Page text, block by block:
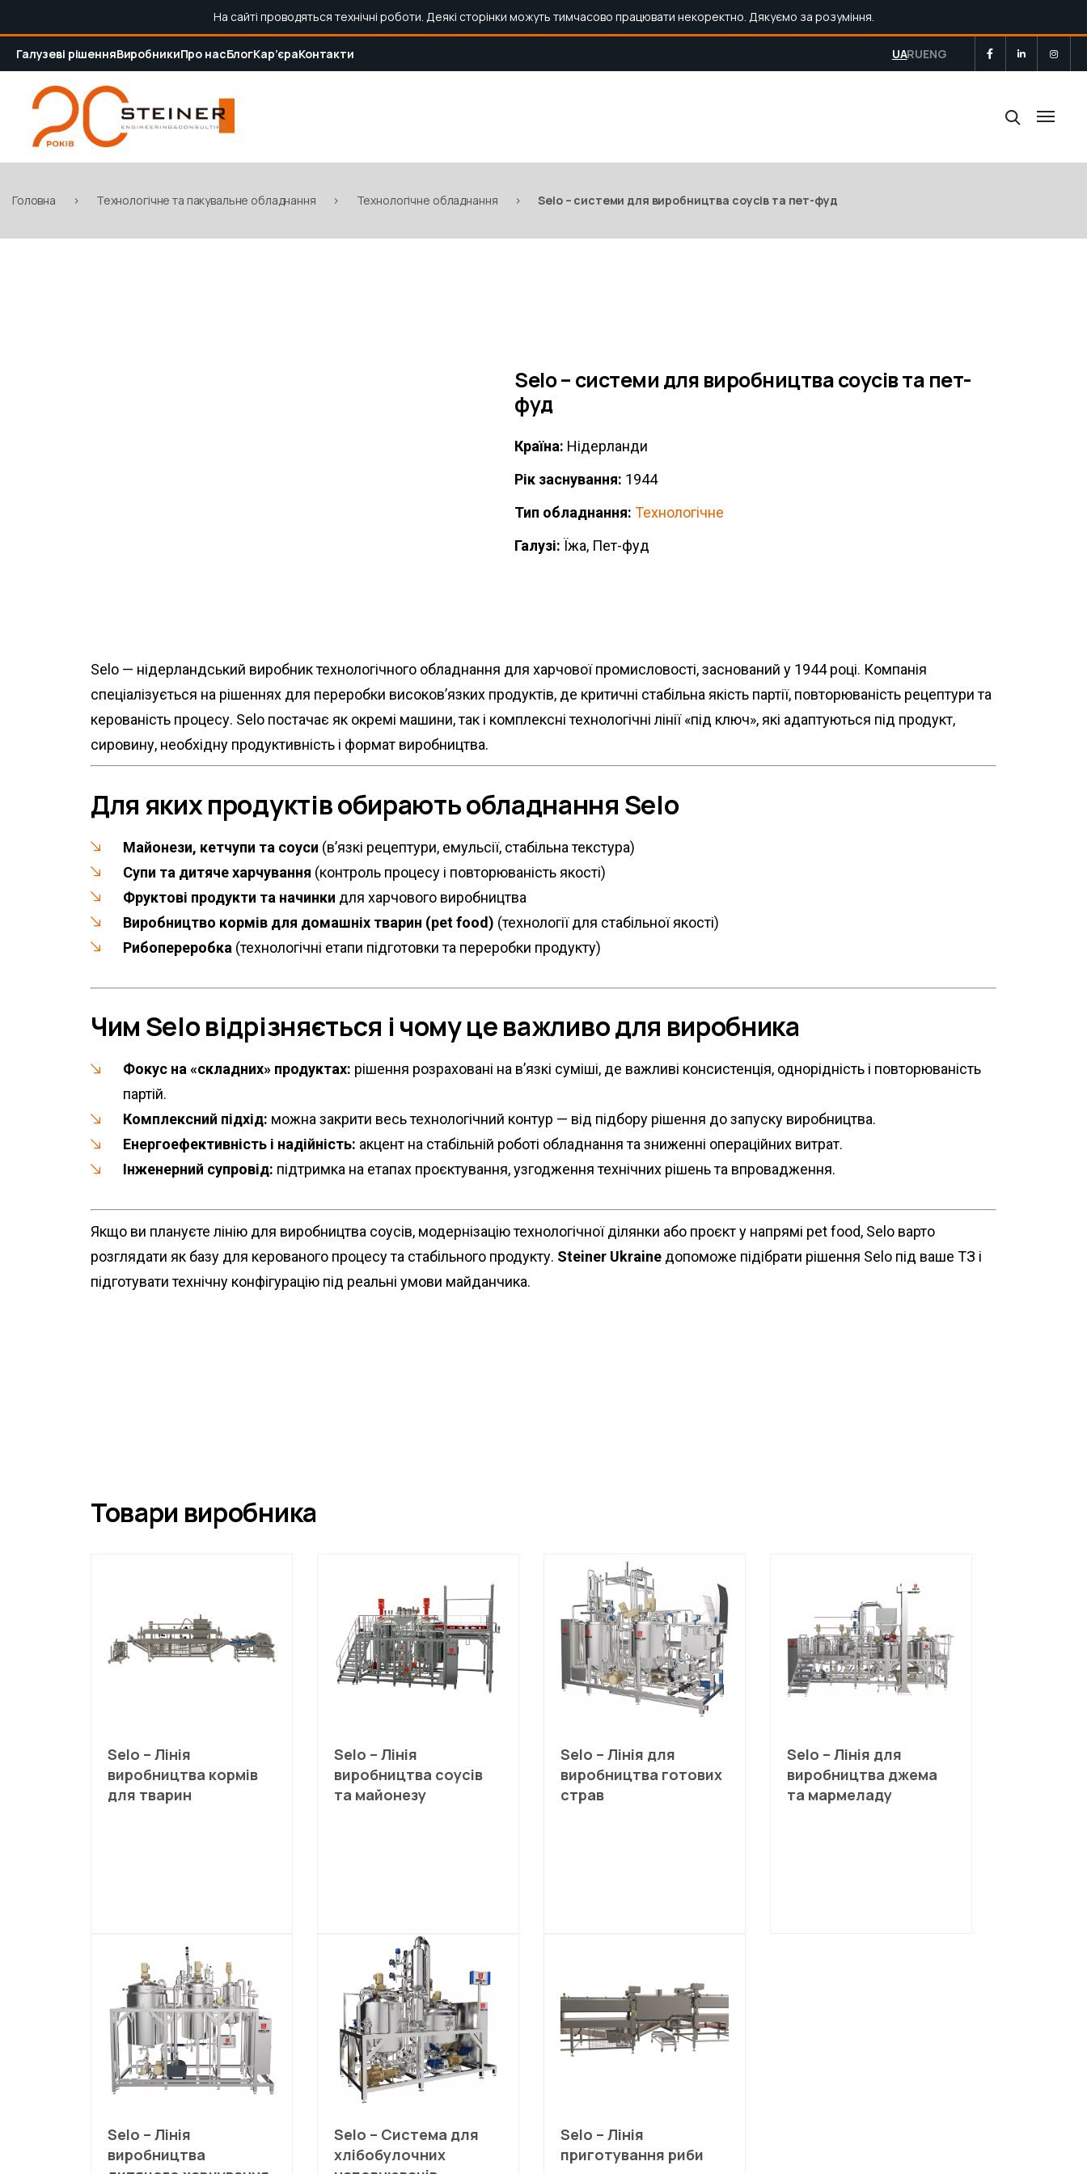
На сайті проводяться технічні роботи. Деякі сторінки можуть тимчасово працювати некоректно. Дякуємо за розуміння.
Галузеві рішенняВиробникиПро насБлогКар’єраКонтакти UARUENG
Головна > Технологічне та пакувальне обладнання > Технологічне обладнання > Selo – системи для виробництва соусів та пет-фуд
Selo – системи для виробництва соусів та пет-
фуд
Країна: Нідерланди
Рік заснування: 1944
Тип обладнання: Технологічне
Галузі: Їжа, Пет-фуд
Selo — нідерландський виробник технологічного обладнання для харчової промисловості, заснований у 1944 році. Компанія
спеціалізується на рішеннях для переробки високов’язких продуктів, де критичні стабільна якість партії, повторюваність рецептури та
керованість процесу. Selo постачає як окремі машини, так і комплексні технологічні лінії «під ключ», які адаптуються під продукт,
сировину, необхідну продуктивність і формат виробництва.
Для яких продуктів обирають обладнання Selo
Майонези, кетчупи та соуси (в’язкі рецептури, емульсії, стабільна текстура)
Супи та дитяче харчування (контроль процесу і повторюваність якості)
Фруктові продукти та начинки для харчового виробництва
Виробництво кормів для домашніх тварин (pet food) (технології для стабільної якості)
Рибопереробка (технологічні етапи підготовки та переробки продукту)
Чим Selo відрізняється і чому це важливо для виробника
Фокус на «складних» продуктах: рішення розраховані на в’язкі суміші, де важливі консистенція, однорідність і повторюваність
партій.
Комплексний підхід: можна закрити весь технологічний контур — від підбору рішення до запуску виробництва.
Енергоефективність і надійність: акцент на стабільній роботі обладнання та зниженні операційних витрат.
Інженерний супровід: підтримка на етапах проєктування, узгодження технічних рішень та впровадження.
Якщо ви плануєте лінію для виробництва соусів, модернізацію технологічної ділянки або проєкт у напрямі pet food, Selo варто
розглядати як базу для керованого процесу та стабільного продукту. Steiner Ukraine допоможе підібрати рішення Selo під ваше ТЗ і
підготувати технічну конфігурацію під реальні умови майданчика.
Товари виробника
Selo – Лінія
виробництва кормів
для тварин
Selo – Лінія
виробництва соусів
та майонезу
Selo – Лінія для
виробництва готових
страв
Selo – Лінія для
виробництва джема
та мармеладу
Selo – Лінія
виробництва
Selo – Система для
хлібобулочних
Selo – Лінія
приготування риби